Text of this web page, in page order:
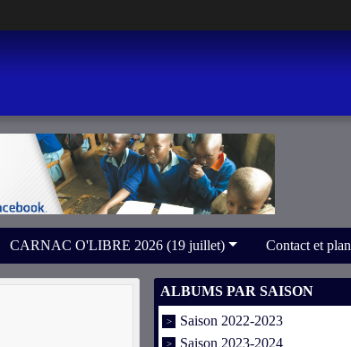
CARNAC O'LIBRE 2026 (19 juillet) Contact et plan
ALBUMS PAR SAISON
Saison 2022-2023
Saison 2023-2024